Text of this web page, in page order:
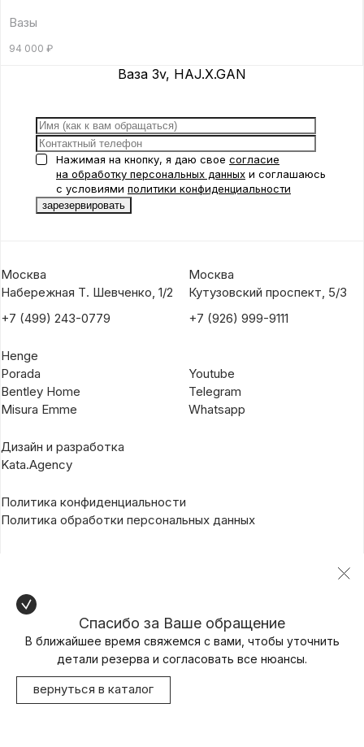
Вазы
94 000 ₽
Ваза 3v, HAJ.X.GAN
Нажимая на кнопку, я даю свое согласие
на обработку персональных данных и соглашаюсь
с условиями политики конфиденциальности
Москва
Набережная Т. Шевченко, 1/2
+7 (499) 243-0779
Москва
Кутузовский проспект, 5/3
+7 (926) 999-9111
Henge
Porada
Bentley Home
Misura Emme
Youtube
Telegram
Whatsapp
Дизайн и разработка
Kata.Agency
Политика конфиденциальности
Политика обработки персональных данных
Спасибо за Ваше обращение
В ближайшее время свяжемся с вами, чтобы уточнить
детали резерва и согласовать все нюансы.
вернуться в каталог